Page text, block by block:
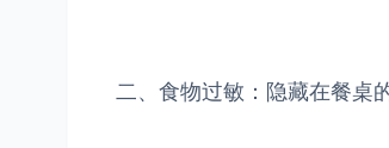
二、食物过敏：隐藏在餐桌